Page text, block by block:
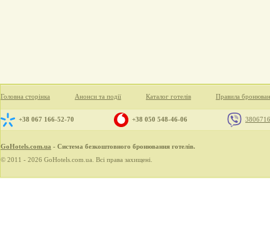
Головна сторінка Анонси та події Каталог готелів Правила
+38 067 166-52-70 +38 050 548-46-06
GoHotels.com.ua - Система безкоштовного бронювання готелів.
© 2011 - 2026 GoHotels.com.ua. Всі права захищені.